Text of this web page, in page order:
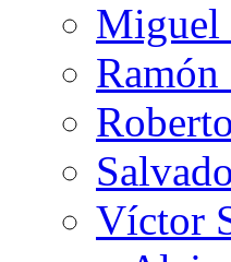
Miguel
Víctor